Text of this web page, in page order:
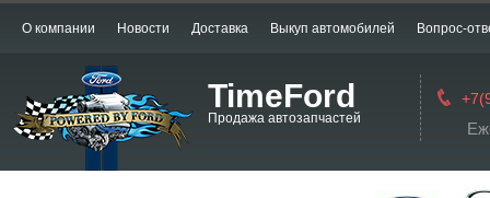
О компании Новости Доставка Выкуп автомобилей Вопрос-
TimeFord
Продажа автозапчастей